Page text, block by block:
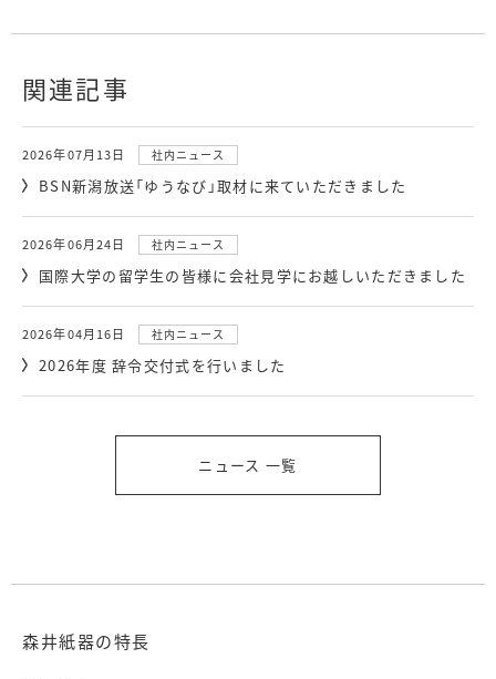
関連記事
2026年07月13日 社内ニュース
BSN新潟放送「ゆうなび」取材に来ていただきました
2026年06月24日 社内ニュース
国際大学の留学生の皆様に会社見学にお越しいただきました
2026年04月16日 社内ニュース
2026年度 辞令交付式を行いました
ニュース 一覧
森井紙器の特長